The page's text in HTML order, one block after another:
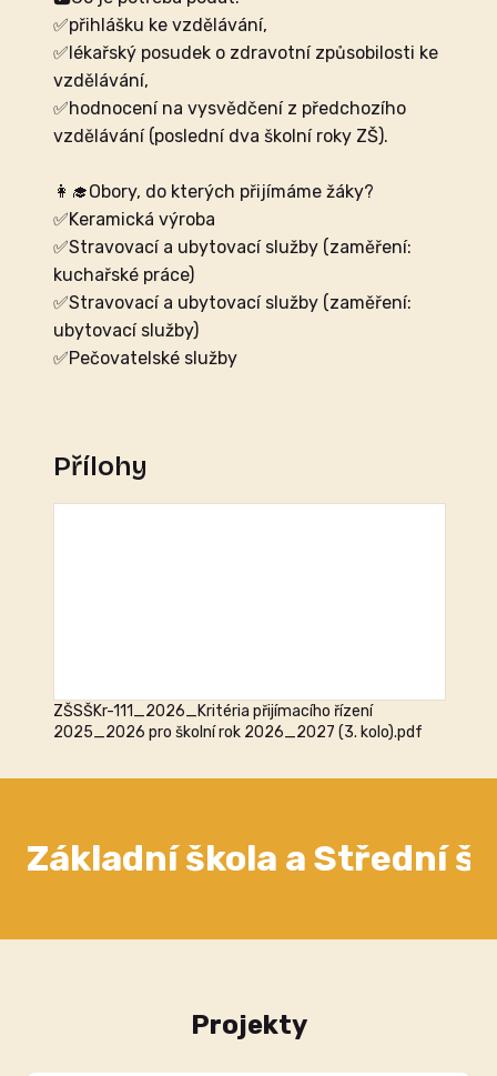
✅přihlášku ke vzdělávání,
✅lékařský posudek o zdravotní způsobilosti ke
vzdělávání,
✅hodnocení na vysvědčení z předchozího
vzdělávání (poslední dva školní roky ZŠ).
👩‍🎓Obory, do kterých přijímáme žáky?
✅Keramická výroba
✅Stravovací a ubytovací služby (zaměření:
kuchařské práce)
✅Stravovací a ubytovací služby (zaměření:
ubytovací služby)
✅Pečovatelské služby
Přílohy
ZŠSŠKr-111_2026_Kritéria přijímacího řízení
2025_2026 pro školní rok 2026_2027 (3. kolo).pdf
Základní škola a Střední
Projekty